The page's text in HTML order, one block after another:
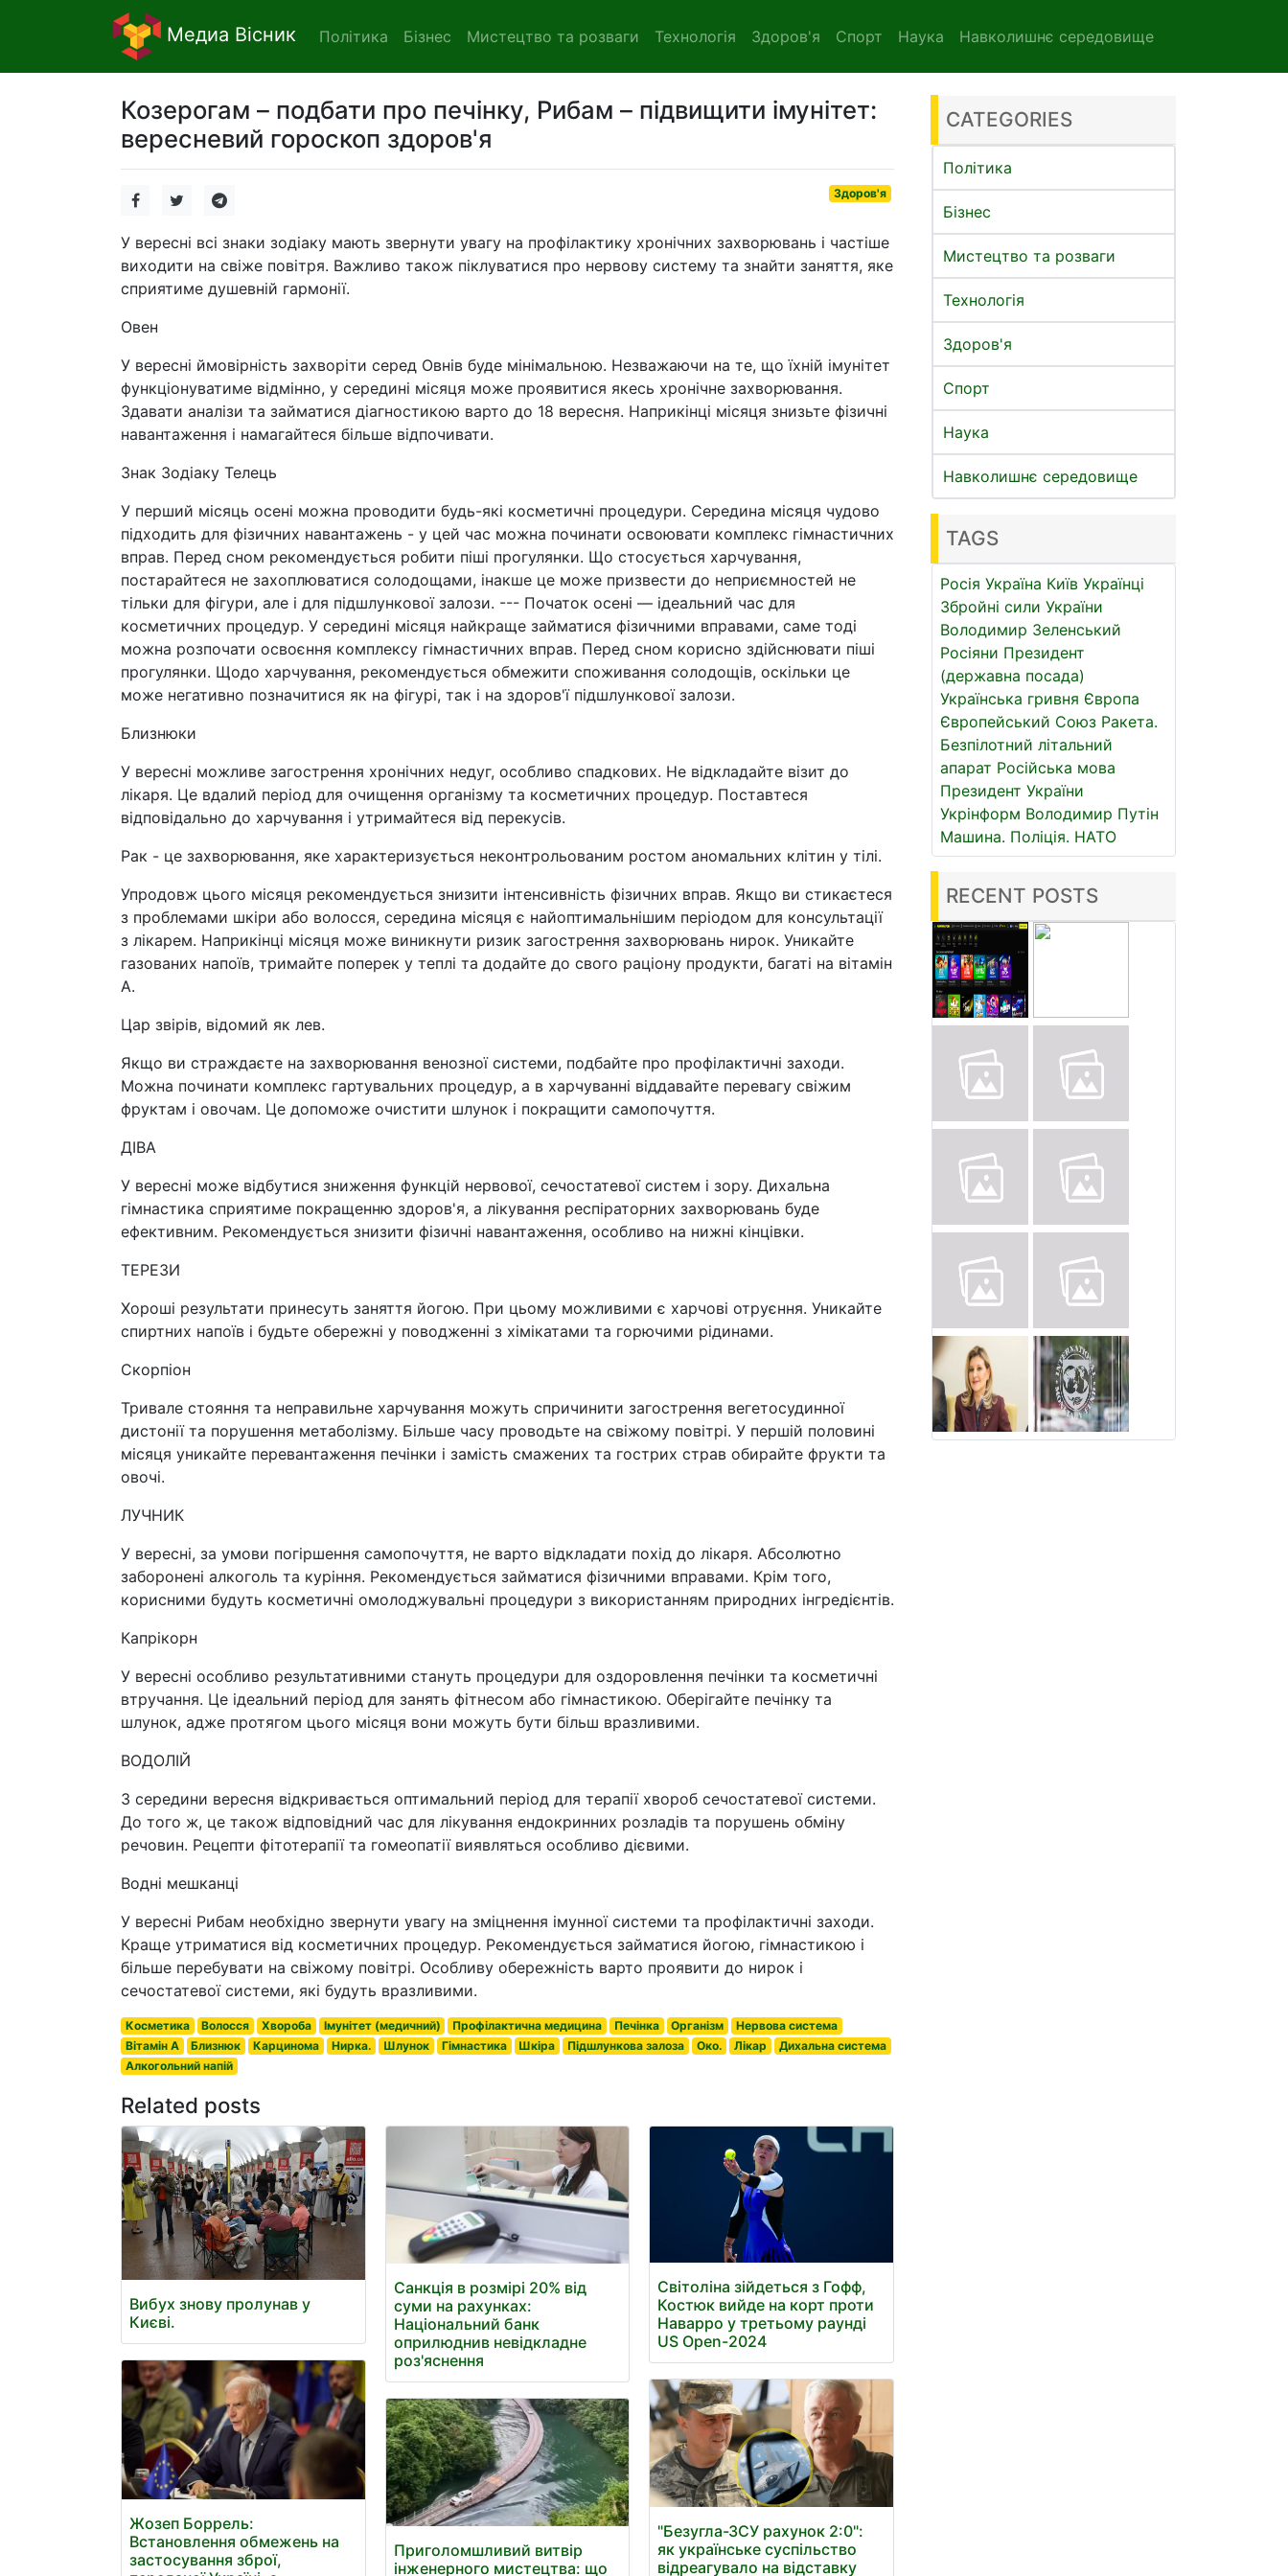
Медиа Вісник Політика Бізнес Мистецтво та розваги Технологія Здоров'я Спорт Наука Навколишнє середовище
Козерогам – подбати про печінку, Рибам – підвищити імунітет:
вересневий гороскоп здоров'я
Здоров'я
У вересні всі знаки зодіаку мають звернути увагу на профілактику хронічних захворювань і частіше
виходити на свіже повітря. Важливо також піклуватися про нервову систему та знайти заняття, яке
сприятиме душевній гармонії.
Овен
У вересні ймовірність захворіти серед Овнів буде мінімальною. Незважаючи на те, що їхній імунітет
функціонуватиме відмінно, у середині місяця може проявитися якесь хронічне захворювання.
Здавати аналізи та займатися діагностикою варто до 18 вересня. Наприкінці місяця знизьте фізичні
навантаження і намагайтеся більше відпочивати.
Знак Зодіаку Телець
У перший місяць осені можна проводити будь-які косметичні процедури. Середина місяця чудово
підходить для фізичних навантажень - у цей час можна починати освоювати комплекс гімнастичних
вправ. Перед сном рекомендується робити піші прогулянки. Що стосується харчування,
постарайтеся не захоплюватися солодощами, інакше це може призвести до неприємностей не
тільки для фігури, але і для підшлункової залози. --- Початок осені — ідеальний час для
косметичних процедур. У середині місяця найкраще займатися фізичними вправами, саме тоді
можна розпочати освоєння комплексу гімнастичних вправ. Перед сном корисно здійснювати піші
прогулянки. Щодо харчування, рекомендується обмежити споживання солодощів, оскільки це
може негативно позначитися як на фігурі, так і на здоров'ї підшлункової залози.
Близнюки
У вересні можливе загострення хронічних недуг, особливо спадкових. Не відкладайте візит до
лікаря. Це вдалий період для очищення організму та косметичних процедур. Поставтеся
відповідально до харчування і утримайтеся від перекусів.
Рак - це захворювання, яке характеризується неконтрольованим ростом аномальних клітин у тілі.
Упродовж цього місяця рекомендується знизити інтенсивність фізичних вправ. Якщо ви стикаєтеся
з проблемами шкіри або волосся, середина місяця є найоптимальнішим періодом для консультації
з лікарем. Наприкінці місяця може виникнути ризик загострення захворювань нирок. Уникайте
газованих напоїв, тримайте поперек у теплі та додайте до свого раціону продукти, багаті на вітамін
А.
Цар звірів, відомий як лев.
Якщо ви страждаєте на захворювання венозної системи, подбайте про профілактичні заходи.
Можна починати комплекс гартувальних процедур, а в харчуванні віддавайте перевагу свіжим
фруктам і овочам. Це допоможе очистити шлунок і покращити самопочуття.
ДІВА
У вересні може відбутися зниження функцій нервової, сечостатевої систем і зору. Дихальна
гімнастика сприятиме покращенню здоров'я, а лікування респіраторних захворювань буде
ефективним. Рекомендується знизити фізичні навантаження, особливо на нижні кінцівки.
ТЕРЕЗИ
Хороші результати принесуть заняття йогою. При цьому можливими є харчові отруєння. Уникайте
спиртних напоїв і будьте обережні у поводженні з хімікатами та горючими рідинами.
Скорпіон
Тривале стояння та неправильне харчування можуть спричинити загострення вегетосудинної
дистонії та порушення метаболізму. Більше часу проводьте на свіжому повітрі. У першій половині
місяця уникайте перевантаження печінки і замість смажених та гострих страв обирайте фрукти та
овочі.
ЛУЧНИК
У вересні, за умови погіршення самопочуття, не варто відкладати похід до лікаря. Абсолютно
заборонені алкоголь та куріння. Рекомендується займатися фізичними вправами. Крім того,
корисними будуть косметичні омолоджувальні процедури з використанням природних інгредієнтів.
Капрікорн
У вересні особливо результативними стануть процедури для оздоровлення печінки та косметичні
втручання. Це ідеальний період для занять фітнесом або гімнастикою. Оберігайте печінку та
шлунок, адже протягом цього місяця вони можуть бути більш вразливими.
ВОДОЛІЙ
З середини вересня відкривається оптимальний період для терапії хвороб сечостатевої системи.
До того ж, це також відповідний час для лікування ендокринних розладів та порушень обміну
речовин. Рецепти фітотерапії та гомеопатії виявляться особливо дієвими.
Водні мешканці
У вересні Рибам необхідно звернути увагу на зміцнення імунної системи та профілактичні заходи.
Краще утриматися від косметичних процедур. Рекомендується займатися йогою, гімнастикою і
більше перебувати на свіжому повітрі. Особливу обережність варто проявити до нирок і
сечостатевої системи, які будуть вразливими.
Косметика Волосся Хвороба Імунітет (медичний) Профілактична медицина Печінка Організм
Нервова система
Вітамін А
Близнюк Карцинома Нирка. Шлунок Гімнастика Шкіра Підшлункова залоза Око. Лікар
Дихальна система
Алкогольний напій
Related posts
Вибух знову пролунав у
Києві.
Жозеп Боррель:
Встановлення обмежень на
застосування зброї,
Санкція в розмірі 20% від
суми на рахунках:
Національний банк
оприлюднив невідкладне
роз'яснення
Приголомшливий витвір
інженерного мистецтва: що
Світоліна зійдеться з Гофф,
Костюк вийде на корт проти
Наварро у третьому раунді
US Open-2024
"Безугла-ЗСУ рахунок 2:0":
як українське суспільство
відреагувало на відставку
CATEGORIES
Політика
Бізнес
Мистецтво та розваги
Технологія
Здоров'я
Спорт
Наука
Навколишнє середовище
TAGS
Росія Україна Київ Українці
Збройні сили України
Володимир Зеленський
Росіяни Президент
(державна посада)
Українська гривня Європа
Європейський Союз Ракета.
Безпілотний літальний
апарат Російська мова
Президент України
Укрінформ Володимир Путін
Машина. Поліція. НАТО
RECENT POSTS